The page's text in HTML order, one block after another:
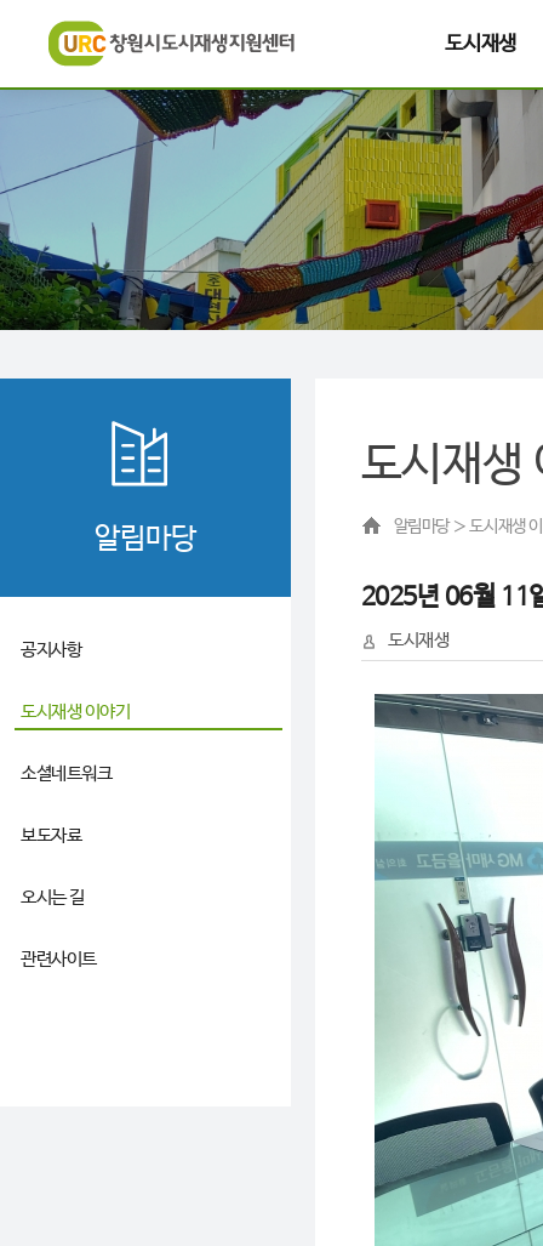
도시재생
알림마당
공지사항
도시재생 이야기
소셜네트워크
보도자료
오시는 길
관련사이트
도시재생
알림마당 ＞ 도시재생
2025년 06월 11
도시재생